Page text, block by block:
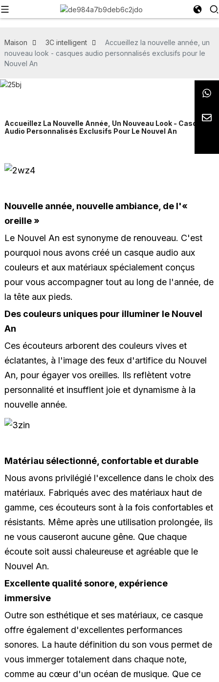
Maison 3C intelligent
Accueillez la nouvelle année, un
nouveau look - casques audio personnalisés exclusifs pour le
Nouvel An
Accueillez La Nouvelle Année, Un Nouveau Look - Casques
Audio Personnalisés Exclusifs Pour Le Nouvel An
Nouvelle année, nouvelle ambiance, de l'«
oreille »
Le Nouvel An est synonyme de renouveau. C'est
pourquoi nous avons créé un casque audio aux
couleurs et aux matériaux spécialement conçus
pour vous accompagner tout au long de l'année, de
la tête aux pieds.
Des couleurs uniques pour illuminer le Nouvel
An
Ces écouteurs arborent des couleurs vives et
éclatantes, à l'image des feux d'artifice du Nouvel
An, pour égayer vos oreilles. Ils reflètent votre
personnalité et insufflent joie et dynamisme à la
nouvelle année.
Matériau sélectionné, confortable et durable
Nous avons privilégié l'excellence dans le choix des
matériaux. Fabriqués avec des matériaux haut de
gamme, ces écouteurs sont à la fois confortables et
résistants. Même après une utilisation prolongée, ils
ne vous causeront aucune gêne. Que chaque
écoute soit aussi chaleureuse et agréable que le
Nouvel An.
Excellente qualité sonore, expérience
immersive
Outre son esthétique et ses matériaux, ce casque
offre également d'excellentes performances
sonores. La haute définition du son vous permet de
vous immerger totalement dans chaque note,
comme au cœur d'un océan de musique. Que ce